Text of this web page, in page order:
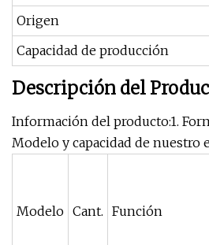
Origen
Capacidad de producción
Descripción del
Información del producto:1.
Modelo y capacidad de nuestro
Modelo Cant. Función